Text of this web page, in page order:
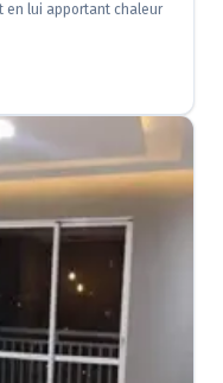
en lui apportant chaleur